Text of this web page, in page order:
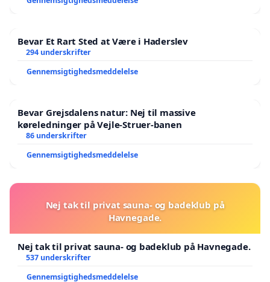
Bevar Et Rart Sted at Være i Haderslev
294 underskrifter
Gennemsigtighedsmeddelelse
Bevar Grejsdalens natur: Nej til massive
køreledninger på Vejle-Struer-banen
86 underskrifter
Gennemsigtighedsmeddelelse
Nej tak til privat sauna- og badeklub på
Havnegade.
Nej tak til privat sauna- og badeklub på Havnegade.
537 underskrifter
Gennemsigtighedsmeddelelse